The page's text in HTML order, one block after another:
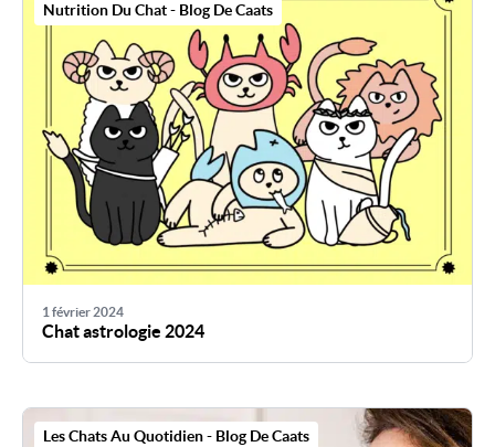
Nutrition Du Chat - Blog De Caats
1 février 2024
Chat astrologie 2024
Les Chats Au Quotidien - Blog De Caats